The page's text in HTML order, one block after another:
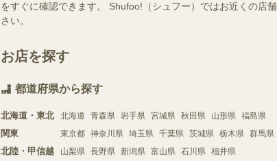
をすぐに確認できます。 Shufoo!（シュフー）ではお近くの店
さい。
お店を探す
都道府県から探す
北海道・東北 北海道 青森県 岩手県 宮城県 秋田県 山形県 福島県
関東 東京都 神奈川県 埼玉県 千葉県 茨城県 栃木県 群馬県
北陸・甲信越 山梨県 長野県 新潟県 富山県 石川県 福井県